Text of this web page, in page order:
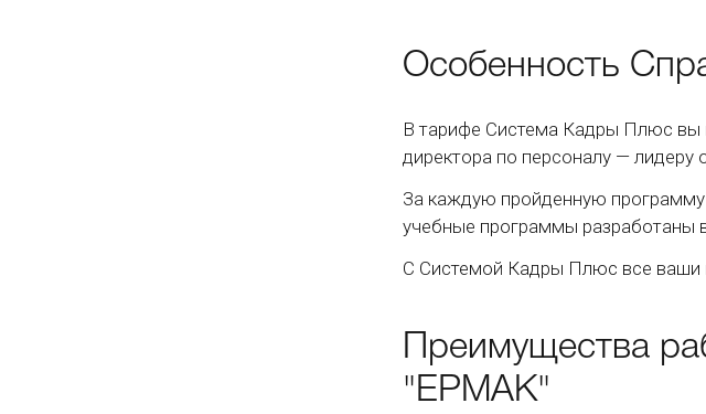
Особенность
В тарифе Система Кадры Плюс вы
директора по персоналу — лидеру
За каждую пройденную программу
учебные программы разработаны
С Системой Кадры Плюс все ваши
Преимущества
"ЕРМАК"